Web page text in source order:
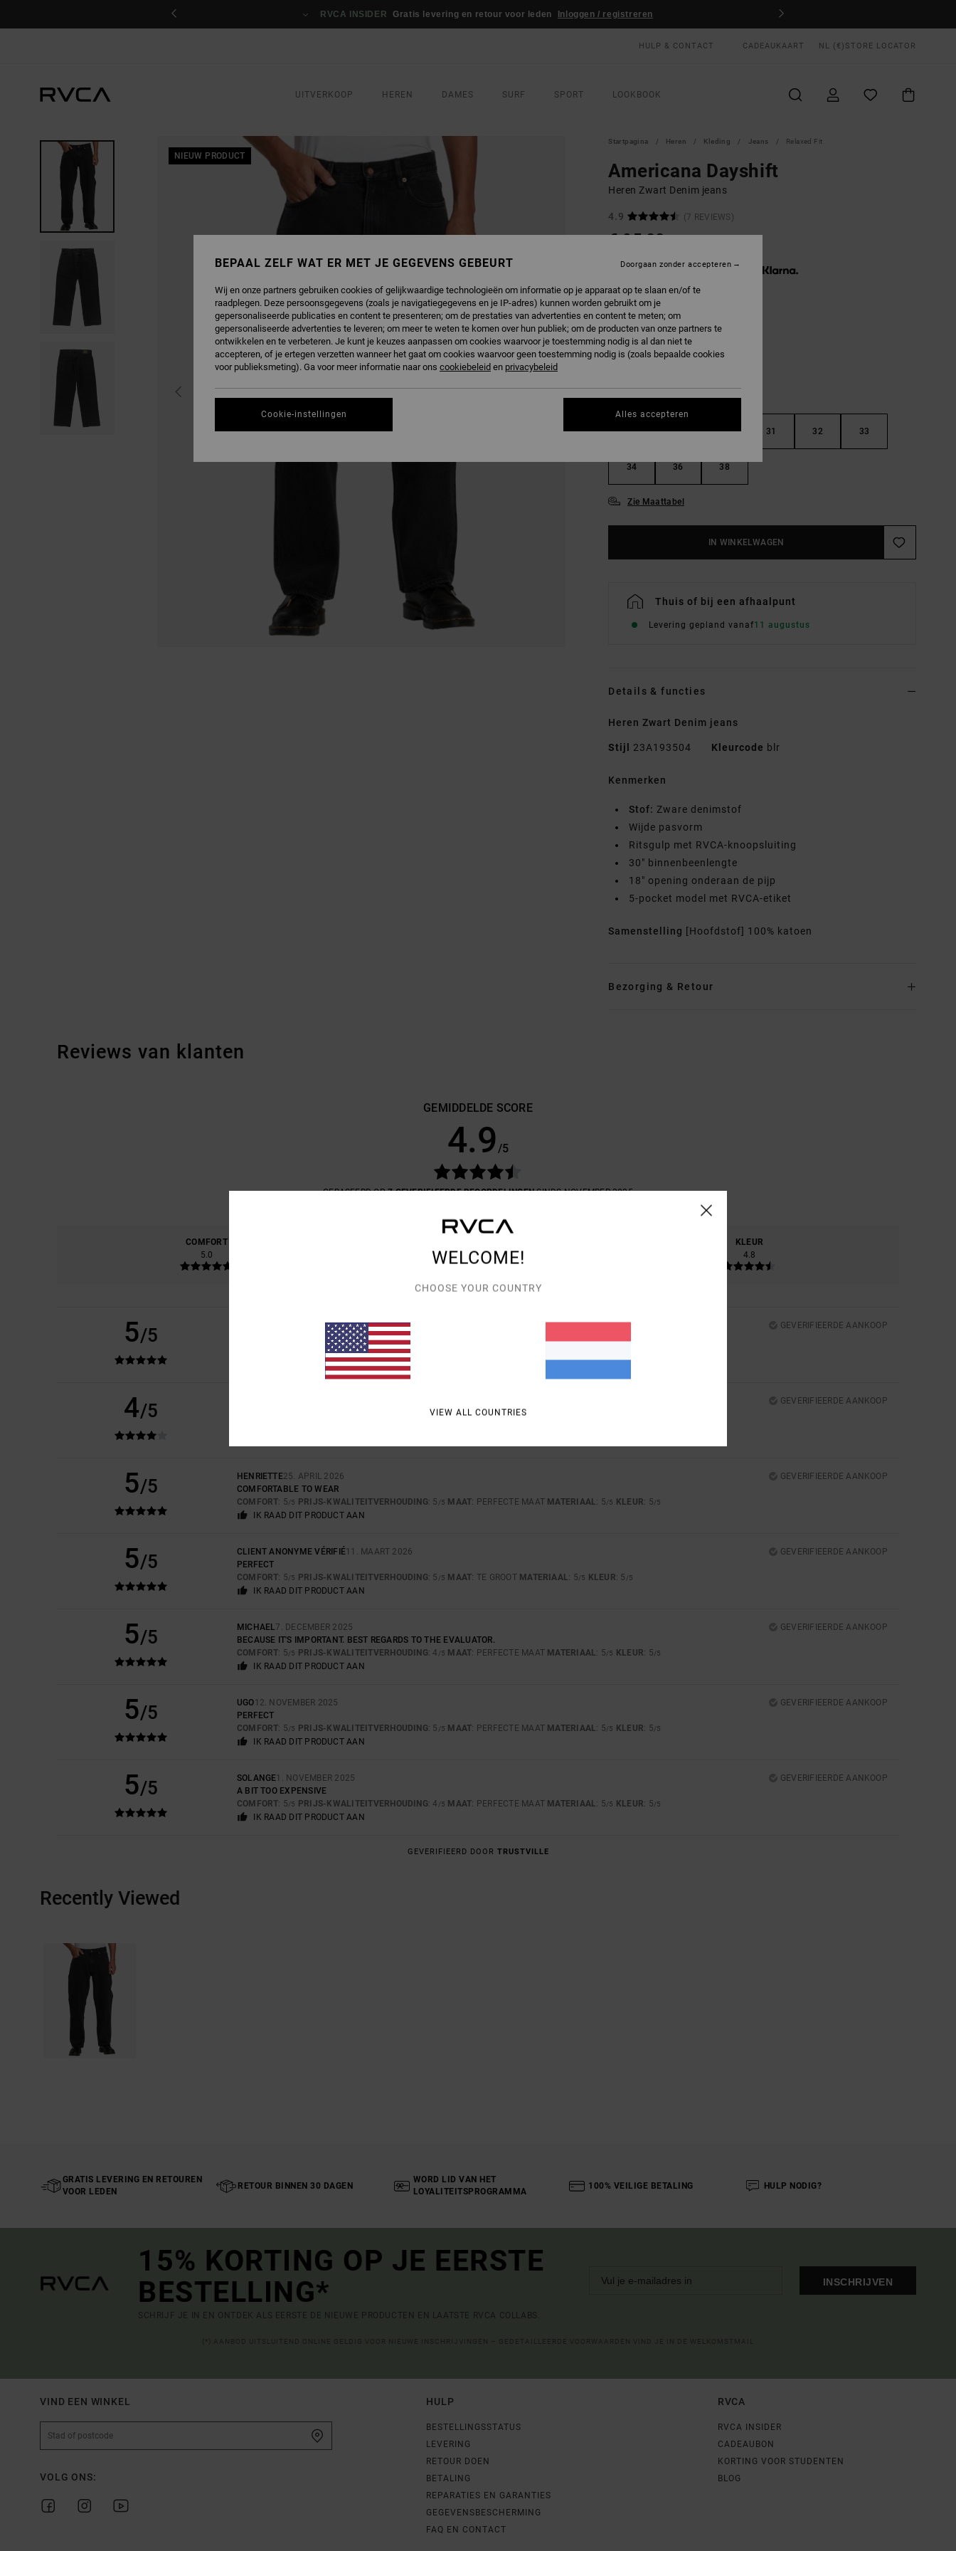
RVCA INSIDER Gratis levering en retour voor leden Inloggen / registreren
HULP & CONTACT CADEAUKAART NL (€) STORE LOCATOR
UITVERKOOP HEREN DAMES SURF SPORT LOOKBOOK
NIEUW PRODUCT
Startpagina Heren Kleding Jeans Relaxed Fit
Americana Dayshift
Heren Zwart Denim jeans
4.9 (7 REVIEWS)
€ 95,00
Betaal 3 x € 31,67, zonder rente met
KLEURBlack Rinse
28 29 30 31 32 33
34 36 38
Zie Maattabel
IN WINKELWAGEN
Thuis of bij een afhaalpunt
Levering gepland vanaf11 augustus
Details & functies
Heren Zwart Denim jeans
Stijl 23A193504 Kleurcode blr
Kenmerken
Stof: Zware denimstof
Wijde pasvorm
Ritsgulp met RVCA-knoopsluiting
30" binnenbeenlengte
18" opening onderaan de pijp
5-pocket model met RVCA-etiket
Samenstelling [Hoofdstof] 100% katoen
Bezorging & Retour
Reviews van klanten
GEMIDDELDE SCORE
4.9/5
GEBASEERD OP7 GEVERIFIEERDE BEOORDELINGENSINDS NOVEMBER 2025
COMFORT
5.0
TE KLEIN TE GROOT
KLEUR
4.8
5/5 11. JUNI 2026
GEVERIFIEERDE AANKOOP
QUALITY AND A GOOD FIT
PRIJS-KWALITEITVERHOUDING: 5/5 MAAT
IK RAAD DIT PRODUCT AAN
4/5
GEVERIFIEERDE AANKOOP
5/5 HENRIETTE25. APRIL 2026
GEVERIFIEERDE AANKOOP
COMFORTABLE TO WEAR
COMFORT: 5/5 PRIJS-KWALITEITVERHOUDING: 5 /5 MAAT: PERFECTE MAAT MATERIAAL: 5/5 KLEUR: 5/5
IK RAAD DIT PRODUCT AAN
5/5 CLIENT ANONYME VÉRIFIÉ11. MAART 2026
GEVERIFIEERDE AANKOOP
PERFECT
COMFORT: 5/5 PRIJS-KWALITEITVERHOUDING: 5 /5 MAAT: TE GROOT MATERIAAL: 5/5 KLEUR: 5 /5
IK RAAD DIT PRODUCT AAN
5/5 MICHAEL7. DECEMBER 2025
GEVERIFIEERDE AANKOOP
BECAUSE IT'S IMPORTANT. BEST REGARDS TO THE EVALUATOR.
COMFORT: 5/5 PRIJS-KWALITEITVERHOUDING: 4 /5 MAAT: PERFECTE MAAT MATERIAAL: 5/5 KLEUR: 5/5
IK RAAD DIT PRODUCT AAN
5/5 UGO12. NOVEMBER 2025
GEVERIFIEERDE AANKOOP
PERFECT
COMFORT: 5/5 PRIJS-KWALITEITVERHOUDING: 5 /5 MAAT: PERFECTE MAAT MATERIAAL: 5/5 KLEUR: 5/5
IK RAAD DIT PRODUCT AAN
5/5 SOLANGE1. NOVEMBER 2025
GEVERIFIEERDE AANKOOP
A BIT TOO EXPENSIVE
COMFORT: 5/5 PRIJS-KWALITEITVERHOUDING: 4 /5 MAAT: PERFECTE MAAT MATERIAAL: 5/5 KLEUR: 5/5
IK RAAD DIT PRODUCT AAN
GEVERIFIEERD DOOR TRUSTVILLE
Recently Viewed
GRATIS LEVERING EN RETOUREN
VOOR LEDEN
RETOUR BINNEN 30 DAGEN
WORD LID VAN HET
LOYALITEITSPROGRAMMA
100% VEILIGE BETALING HULP NODIG?
15% KORTING OP JE EERSTE
BESTELLING*
SCHRIJF JE IN EN ONTDEK ALS EERSTE DE NIEUWE PRODUCTEN EN LAATSTE RVCA COLLABS.
INSCHRIJVEN
VIND EEN WINKEL
VOLG ONS:
HULP
BESTELLINGSSTATUS
LEVERING
RETOUR DOEN
BETALING
REPARATIES EN GARANTIES
GEGEVENSBESCHERMING
FAQ EN CONTACT
RVCA
RVCA INSIDER
CADEAUBON
KORTING VOOR STUDENTEN
BLOG
WELCOME!
CHOOSE YOUR COUNTRY
VIEW ALL COUNTRIES
BEPAAL ZELF WAT ER MET JE GEGEVENS GEBEURT
Wij en onze partners gebruiken cookies of gelijkwaardige technologieën om informatie op je apparaat op te slaan en/of te
raadplegen. Deze persoonsgegevens (zoals je navigatiegegevens en je IP-adres) kunnen worden gebruikt om je
gepersonaliseerde publicaties en content te presenteren; om de prestaties van advertenties en content te meten; om
gepersonaliseerde advertenties te leveren; om meer te weten te komen over hun publiek; om de producten van onze partners te
ontwikkelen en te verbeteren. Je kunt je keuzes aanpassen om cookies waarvoor je toestemming nodig is al dan niet te
accepteren, of je ertegen verzetten wanneer het gaat om cookies waarvoor geen toestemming nodig is (zoals bepaalde cookies
voor publieksmeting). Ga voor meer informatie naar ons cookiebeleid en privacybeleid
Cookie-instellingen
Doorgaan zonder accepteren
Alles accepteren